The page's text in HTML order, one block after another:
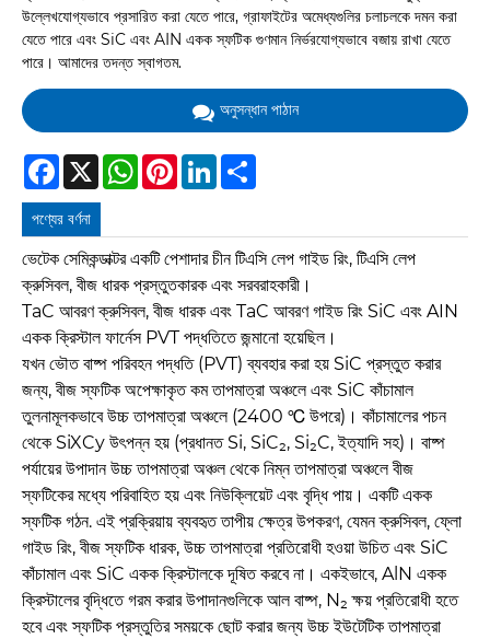
উল্লেখযোগ্যভাবে প্রসারিত করা যেতে পারে, গ্রাফাইটের অমেধ্যগুলির চলাচলকে দমন করা
যেতে পারে এবং SiC এবং AIN একক স্ফটিক গুণমান নির্ভরযোগ্যভাবে বজায় রাখা যেতে
পারে। আমাদের তদন্ত স্বাগতম.
অনুসন্ধান পাঠান
Facebook
X WhatsAppPinterestLinkedIn
পণ্যের বর্ণনা
ভেটেক সেমিকন্ডাক্টর একটি পেশাদার চীন টিএসি লেপ গাইড রিং, টিএসি লেপ
ক্রুসিবল, বীজ ধারক প্রস্তুতকারক এবং সরবরাহকারী।
TaC আবরণ ক্রুসিবল, বীজ ধারক এবং TaC আবরণ গাইড রিং SiC এবং AIN
একক ক্রিস্টাল ফার্নেস PVT পদ্ধতিতে জন্মানো হয়েছিল।
যখন ভৌত বাষ্প পরিবহন পদ্ধতি (PVT) ব্যবহার করা হয় SiC প্রস্তুত করার
জন্য, বীজ স্ফটিক অপেক্ষাকৃত কম তাপমাত্রা অঞ্চলে এবং SiC কাঁচামাল
তুলনামূলকভাবে উচ্চ তাপমাত্রা অঞ্চলে (2400 ℃ উপরে)। কাঁচামালের পচন
থেকে SiXCy উৎপন্ন হয় (প্রধানত Si, SiC₂, Si₂C, ইত্যাদি সহ)। বাষ্প
পর্যায়ের উপাদান উচ্চ তাপমাত্রা অঞ্চল থেকে নিম্ন তাপমাত্রা অঞ্চলে বীজ
স্ফটিকের মধ্যে পরিবাহিত হয় এবং নিউক্লিয়েট এবং বৃদ্ধি পায়। একটি একক
স্ফটিক গঠন. এই প্রক্রিয়ায় ব্যবহৃত তাপীয় ক্ষেত্র উপকরণ, যেমন ক্রুসিবল, ফ্লো
গাইড রিং, বীজ স্ফটিক ধারক, উচ্চ তাপমাত্রা প্রতিরোধী হওয়া উচিত এবং SiC
কাঁচামাল এবং SiC একক ক্রিস্টালকে দূষিত করবে না। একইভাবে, AlN একক
ক্রিস্টালের বৃদ্ধিতে গরম করার উপাদানগুলিকে আল বাষ্প, N₂ ক্ষয় প্রতিরোধী হতে
হবে এবং স্ফটিক প্রস্তুতির সময়কে ছোট করার জন্য উচ্চ ইউটেটিক তাপমাত্রা